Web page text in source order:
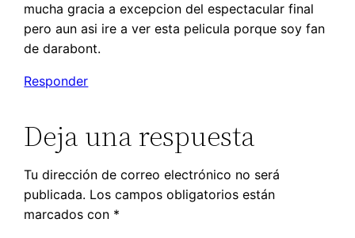
mucha gracia a excepcion del espectacular final
pero aun asi ire a ver esta pelicula porque soy fan
de darabont.
Responder
Deja una respuesta
Tu dirección de correo electrónico no será
publicada. Los campos obligatorios están
marcados con *